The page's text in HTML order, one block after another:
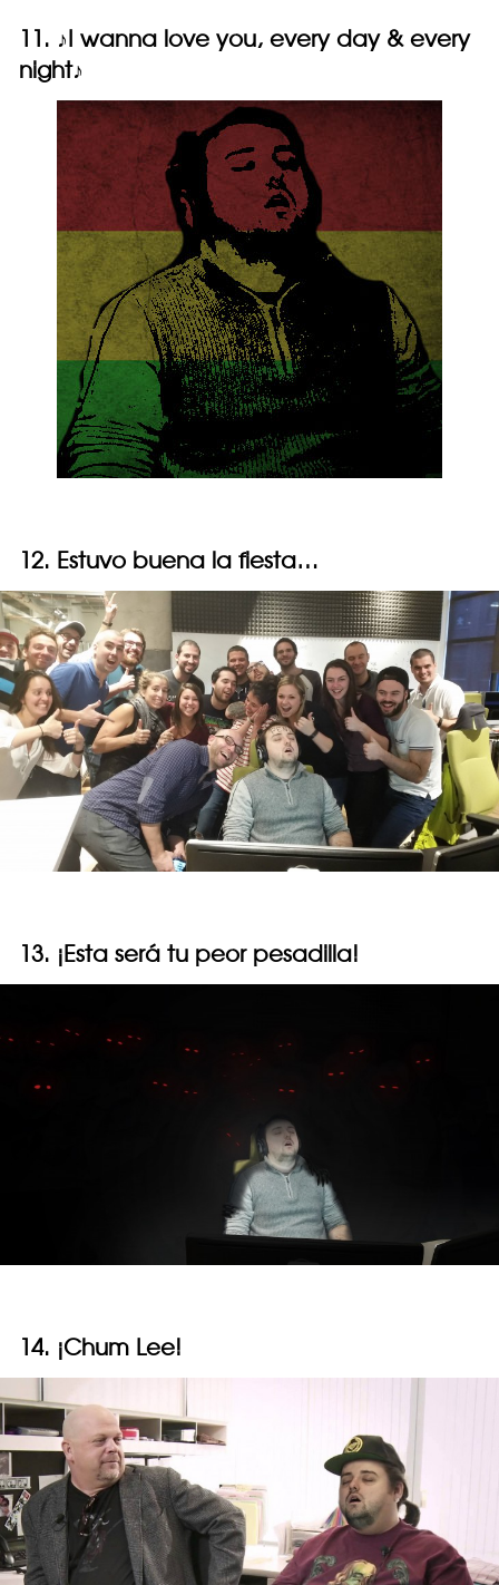
11. ♪I wanna love you, every day & every
night♪
12. Estuvo buena la fiesta…
13. ¡Esta será tu peor pesadilla!
14. ¡Chum Lee!